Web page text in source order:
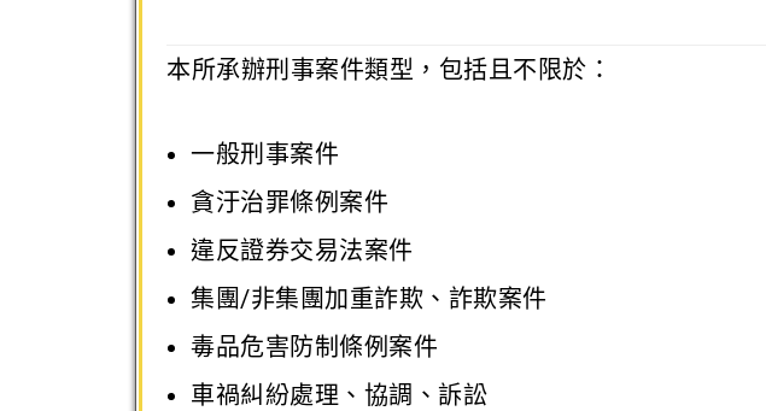
本所承辦刑事案件類型，包括且不限於：
一般刑事案件
貪汙治罪條例案件
違反證券交易法案件
集團/非集團加重詐欺、詐欺案件
毒品危害防制條例案件
車禍糾紛處理、協調、訴訟